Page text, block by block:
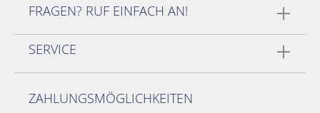
FRAGEN? RUF EINFACH AN!
SERVICE
ZAHLUNGSMÖGLICHKEITEN